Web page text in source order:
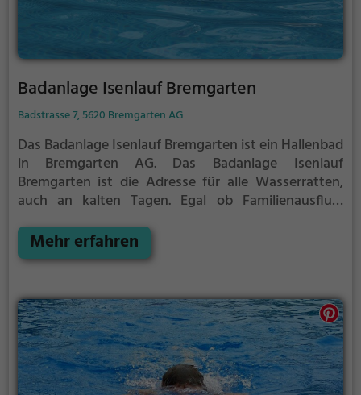
Badanlage Isenlauf Bremgarten
Badstrasse 7, 5620 Bremgarten AG
Das Badanlage Isenlauf Bremgarten ist ein Hallenbad
in Bremgarten AG. Das Badanlage Isenlauf
Bremgarten ist die Adresse für alle Wasserratten,
auch an kalten Tagen. Egal ob Familienausflug,
im Badanlage Isenlauf Bremgarten kommt jeder auf
seine Kosten.
Mehr erfahren